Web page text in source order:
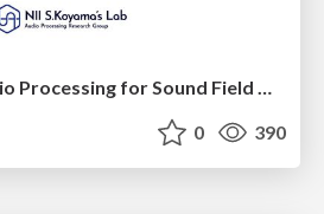
Neural Spatial Audio Processing for Sound Field Analysis and Control
0 390